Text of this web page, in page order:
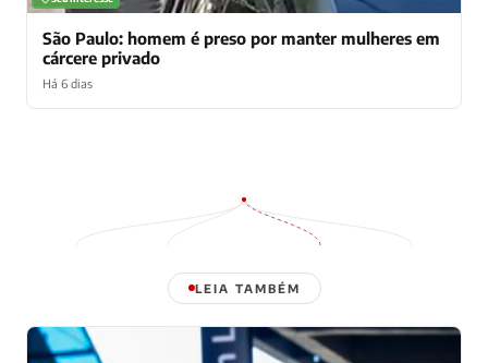
São Paulo: homem é preso por manter mulheres em
cárcere privado
Há 6 dias
LEIA TAMBÉM